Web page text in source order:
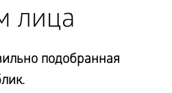
лица
подобранная